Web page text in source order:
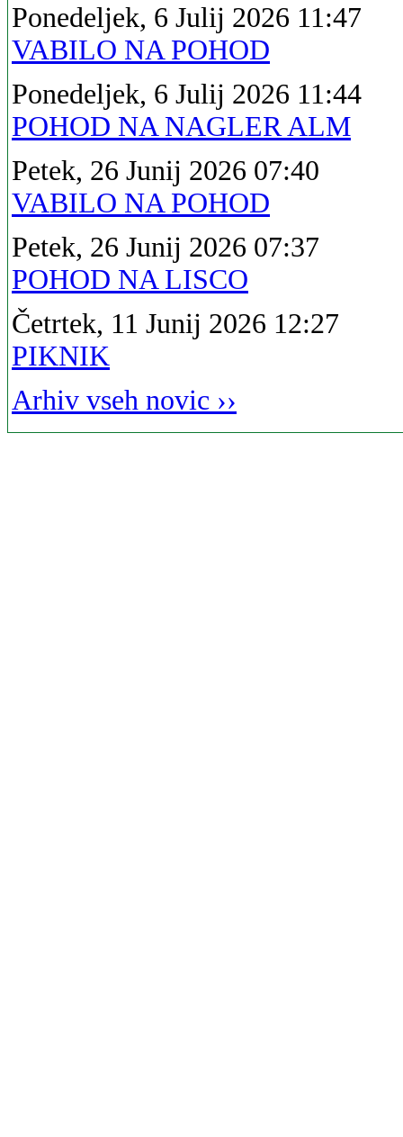
Ponedeljek, 6 Julij 2026 11:47
VABILO NA POHOD
Ponedeljek, 6 Julij 2026 11:44
POHOD NA NAGLER ALM
Petek, 26 Junij 2026 07:40
VABILO NA POHOD
Petek, 26 Junij 2026 07:37
POHOD NA LISCO
Četrtek, 11 Junij 2026 12:27
PIKNIK
Arhiv vseh novic ››